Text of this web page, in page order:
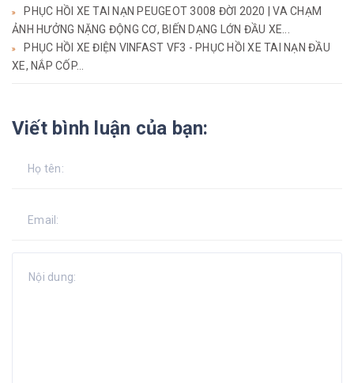
PHỤC HỒI XE TAI NẠN PEUGEOT 3008 ĐỜI 2020 | VA CHẠM
ẢNH HƯỞNG NẶNG ĐỘNG CƠ, BIẾN DẠNG LỚN ĐẦU XE...
PHỤC HỒI XE ĐIỆN VINFAST VF3 - PHỤC HỒI XE TAI NẠN ĐẦU
XE, NẮP CỐP...
Viết bình luận của bạn: